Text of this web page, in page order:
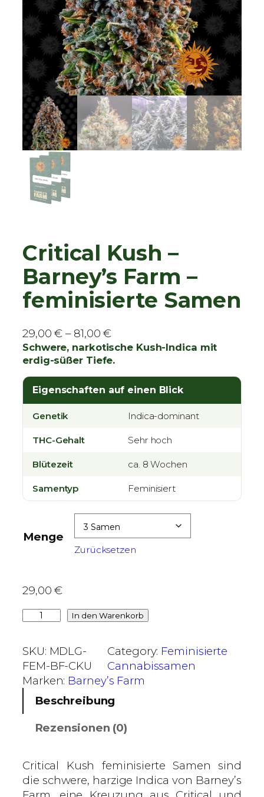
Critical Kush –
Barney’s Farm –
feminisierte Samen
29,00€ – 81,00€
r
e
i
s
s
9
,
0
b
8
1
,
0
Schwere, narkotische Kush-Indica mit
erdig-süßer Tiefe.
Eigenschaften auf einen Blick
Genetik Indica-dominant
THC-Gehalt Sehr hoch
Blütezeit ca. 8 Wochen
Samentyp Feminisiert
Menge
Zurücksetzen
29,00€
i
t
i
c
s
h
–
In den Warenkorb
SKU: MDLG-
FEM-BF-CKU
Category: Feminisierte
Cannabissamen
Marken: Barney’s Farm
Beschreibung
Rezensionen (0)
Critical Kush feminisierte Samen sind
die schwere, harzige Indica von Barney’s